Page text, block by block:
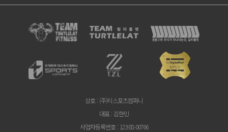
상호 : (주)티스포츠컴퍼니
대표 : 김한민
사업자등록번호 : 123-88-00766